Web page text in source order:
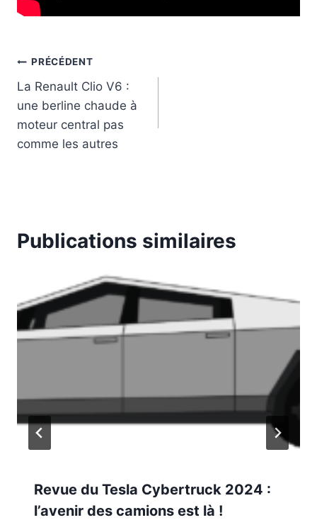
Navigation
de
l’article
PRÉCÉDENT
La Renault Clio V6 :
une berline chaude à
moteur central pas
comme les autres
Publications similaires
Revue du Tesla Cybertruck 2024 :
l’avenir des camions est là !